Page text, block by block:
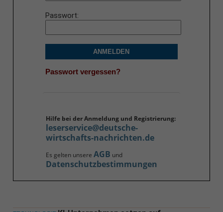
Passwort
ANMELDEN
Passwort vergessen?
Hilfe bei der Anmeldung und Registrierung:
leserservice@deutsche-
wirtschafts-nachrichten.de
Es gelten unsere AGB und
Datenschutzbestimmungen